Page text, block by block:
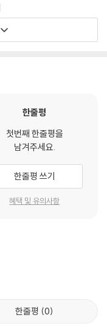
, 미국의 전설적인 여성
내하는 나만의 음악 취향
분을 초대합니다
나는 왜 그 곡에 꽂혔을
차곡 그녀의 신경 경로에
기술자 출신임에도 프린
반을 “듣는 능력”이 한몫
장에서 수많은 앨범의 믹
들며 사람들이 음악을 대
호기심을 느꼈다. 그 이
마흔이 넘은 나이에 학교
리음향학을 공부하고 가
일곱 가지의 주요 차원이
음악에 반하게 된다고.
한 장르의 음반을 통해 독
한줄평
첫번째 한줄평을
남겨주세요.
한줄평 쓰기
혜택 및 유의사항
한줄평 0